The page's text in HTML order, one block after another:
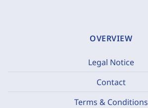
OVERVIEW
Legal Notice
Contact
Terms & Conditions